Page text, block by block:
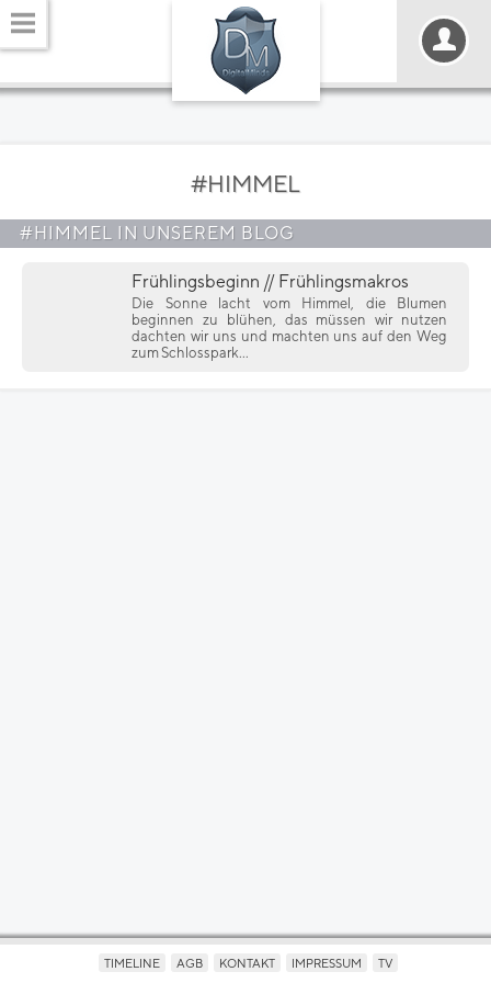
#HIMMEL
#HIMMEL IN UNSEREM BLOG
Frühlingsbeginn // Frühlingsmakros
Die Sonne lacht vom Himmel, die Blumen
beginnen zu blühen, das müssen wir nutzen
dachten wir uns und machten uns auf den Weg
zum Schlosspark...
TIMELINE AGB KONTAKT IMPRESSUM TV